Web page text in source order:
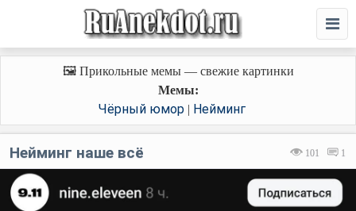
🖼️ Прикольные мемы — свежие картинки
Мемы:
Чёрный юмор | Нейминг
101 1
Нейминг наше всё